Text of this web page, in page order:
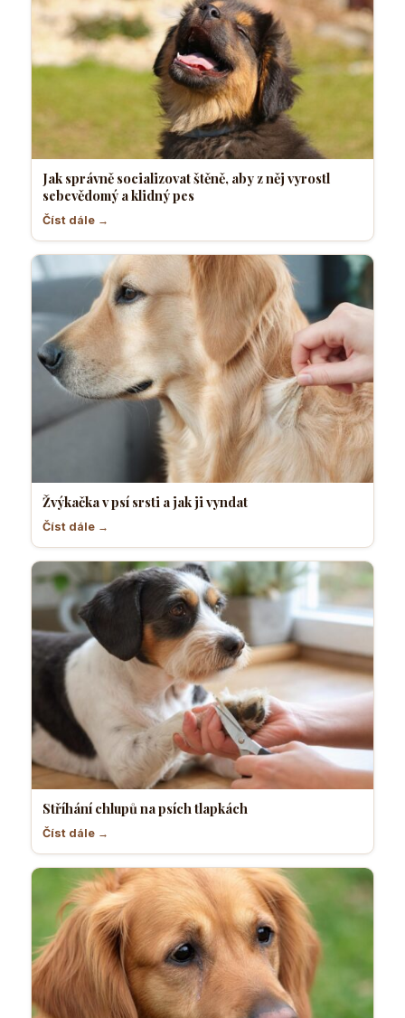
Jak správně socializovat štěně, aby z něj vyrostl
sebevědomý a klidný pes
Číst dále →
Žvýkačka v psí srsti a jak ji vyndat
Číst dále →
Stříhání chlupů na psích tlapkách
Číst dále →